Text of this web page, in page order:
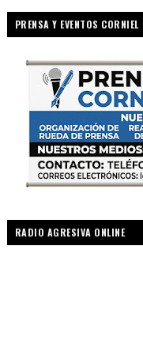
PRENSA Y EVENTOS CORNIEL
RADIO AGRESIVA ONLINE